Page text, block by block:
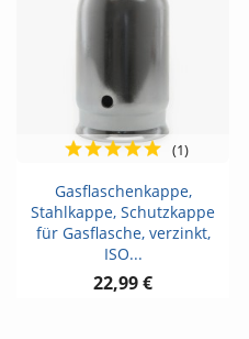
Gasflaschenkappe,
Stahlkappe, Schutzkappe
für Gasflasche, verzinkt,
ISO...
22,99 €
(1)